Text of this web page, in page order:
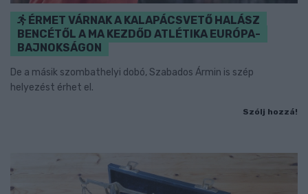
ÉRMET VÁRNAK A KALAPÁCSVETŐ HALÁSZ
BENCÉTŐL A MA KEZDŐD ATLÉTIKA EURÓPA-
BAJNOKSÁGON
De a másik szombathelyi dobó, Szabados Ármin is szép
helyezést érhet el.
Szólj hozzá!